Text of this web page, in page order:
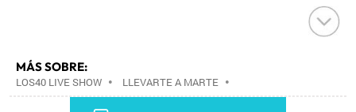
MÁS SOBRE:
LOS40 LIVE SHOW • LLEVARTE A MARTE •
CONCIERTOS•LOS40•GRUPOS MÚSICA•